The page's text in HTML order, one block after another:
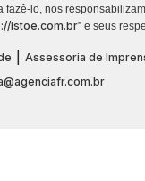
fazê-lo, nos
istoe.com.br” e seus
Assessoria de